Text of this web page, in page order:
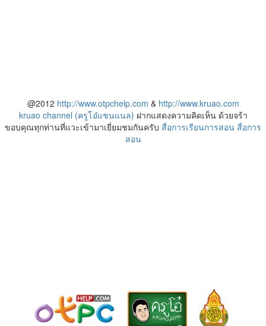
@2012 http://www.otpchelp.com & http://www.kruao.com
kruao channel (ครูโอ๋แชนแนล) ฝากแสดงความคิดเห็น ด้วยจร้า
ขอบคุณทุกท่านที่แวะเข้ามาเยี่ยมชมกันครับ สื่อการเรียนการสอน สื่อการ
สอน